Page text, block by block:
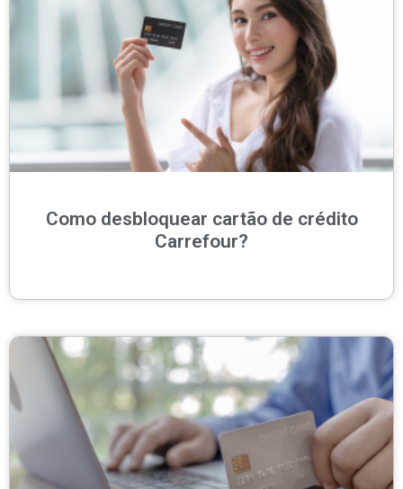
Como desbloquear cartão de crédito
Carrefour?